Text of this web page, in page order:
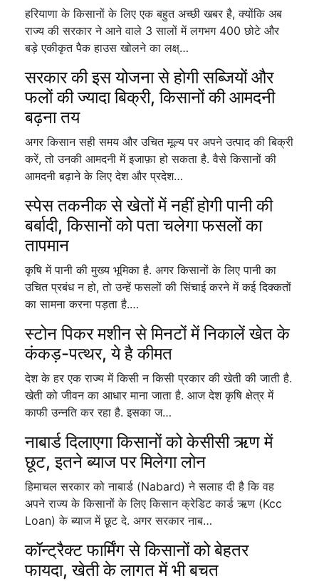
हरियाणा के किसानों के लिए एक बहुत अच्छी खबर है, क्योंकि अब
राज्य की सरकार ने आने वाले 3 सालों में लगभग 400 छोटे और
बड़े एकीकृत पैक हाउस खोलने का लक्ष्…
सरकार की इस योजना से होगी सब्जियों और
फलों की ज्यादा बिक्री, किसानों की आमदनी
बढ़ना तय
अगर किसान सही समय और उचित मूल्य पर अपने उत्पाद की बिक्री
करें, तो उनकी आमदनी में इजाफ़ा हो सकता है. वैसे किसानों की
आमदनी बढ़ाने के लिए देश और प्रदेश…
स्पेस तकनीक से खेतों में नहीं होगी पानी की
बर्बादी, किसानों को पता चलेगा फसलों का
तापमान
कृषि में पानी की मुख्य भूमिका है. अगर किसानों के लिए पानी का
उचित प्रबंध न हो, तो उन्हें फसलों की सिंचाई करने में कई दिक्कतों
का सामना करना पड़ता है.…
स्टोन पिकर मशीन से मिनटों में निकालें खेत के
कंकड़-पत्थर, ये है कीमत
देश के हर एक राज्य में किसी न किसी प्रकार की खेती की जाती है.
खेती को जीवन का आधार माना जाता है. आज देश कृषि क्षेत्र में
काफी उन्नति कर रहा है. इसका ज…
नाबार्ड दिलाएगा किसानों को केसीसी ऋण में
छूट, इतने ब्याज पर मिलेगा लोन
हिमाचल सरकार को नाबार्ड (Nabard) ने सलाह दी है कि वह
अपने राज्य के किसानों के लिए किसान क्रेडिट कार्ड ऋण (Kcc
Loan) के ब्याज में छूट दे. अगर सरकार नाब…
कॉन्ट्रैक्ट फार्मिंग से किसानों को बेहतर
फायदा, खेती के लागत में भी बचत